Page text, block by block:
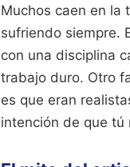
Muchos caen en la
sufriendo siempre.
con una disciplina
trabajo duro. Otro
es que eran
intención de que tú